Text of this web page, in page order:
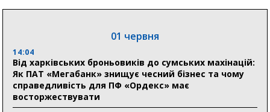
Ніколаєнко: у Сумах погодили 115 компенсацій на
відновлення житла майже на 6,6 млн грн
01 червня
14:04
Від харківських броньовиків до сумських махінацій:
Як ПАТ «Мегабанк» знищує чесний бізнес та чому
справедливість для ПФ «Ордекс» має
восторжествувати